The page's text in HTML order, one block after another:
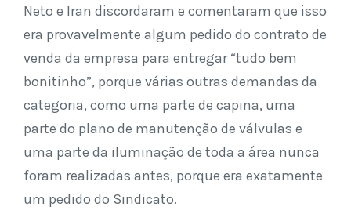
Neto e Iran discordaram e comentaram que isso
era provavelmente algum pedido do contrato de
venda da empresa para entregar “tudo bem
bonitinho”, porque várias outras demandas da
categoria, como uma parte de capina, uma
parte do plano de manutenção de válvulas e
uma parte da iluminação de toda a área nunca
foram realizadas antes, porque era exatamente
um pedido do Sindicato.